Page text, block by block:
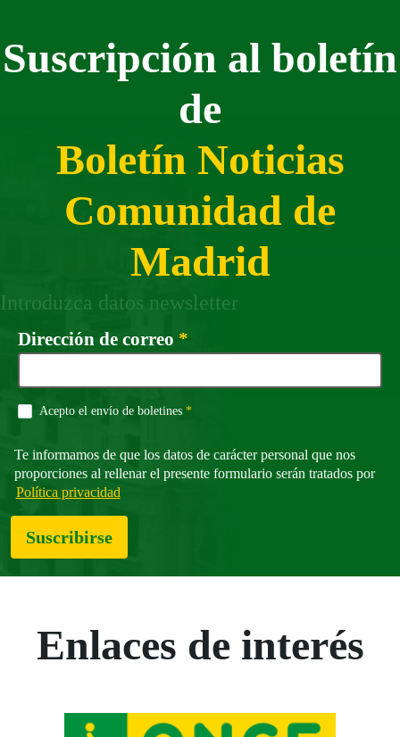
Suscripción al boletín
de
Boletín Noticias
Comunidad de
Madrid
Introduzca datos newsletter
Dirección de correo *
Acepto el envío de boletines *Campo obligatorio
Te informamos de que los datos de carácter personal que nos
proporciones al rellenar el presente formulario serán tratados por
Política privacidad
Suscribirse
Enlaces de interés